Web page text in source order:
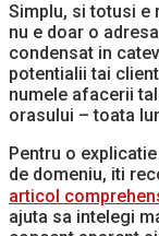
Simplu, si totusi e
nu e doar o
condensat in
potentialii tai
numele afacerii
orasului – toata
Pentru o
de domeniu, iti
articol
ajuta sa intelegi